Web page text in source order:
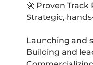
🚀 Proven Track
Strategic,
Launching and
Building and